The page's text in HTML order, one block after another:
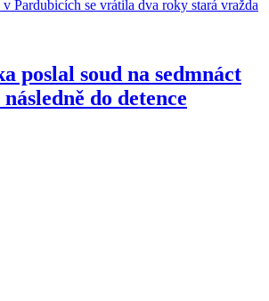
poslal soud na sedmnáct
do detence